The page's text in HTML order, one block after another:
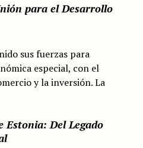
para el Desarrollo
sus fuerzas para
especial, con el
y la inversión. La
Estonia: Del Legado